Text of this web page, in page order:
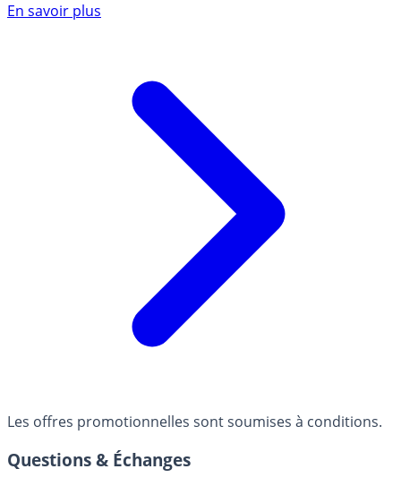
En savoir plus
Les offres promotionnelles sont soumises à conditions.
Questions & Échanges